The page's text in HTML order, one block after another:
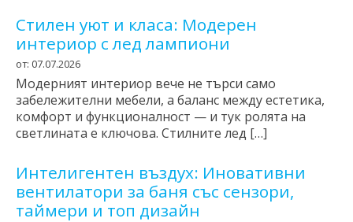
Стилен уют и класа: Модерен
интериор с лед лампиони
от: 07.07.2026
Модерният интериор вече не търси само
забележителни мебели, а баланс между естетика,
комфорт и функционалност — и тук ролята на
светлината е ключова. Стилните лед […]
Интелигентен въздух: Иновативни
вентилатори за баня със сензори,
таймери и топ дизайн